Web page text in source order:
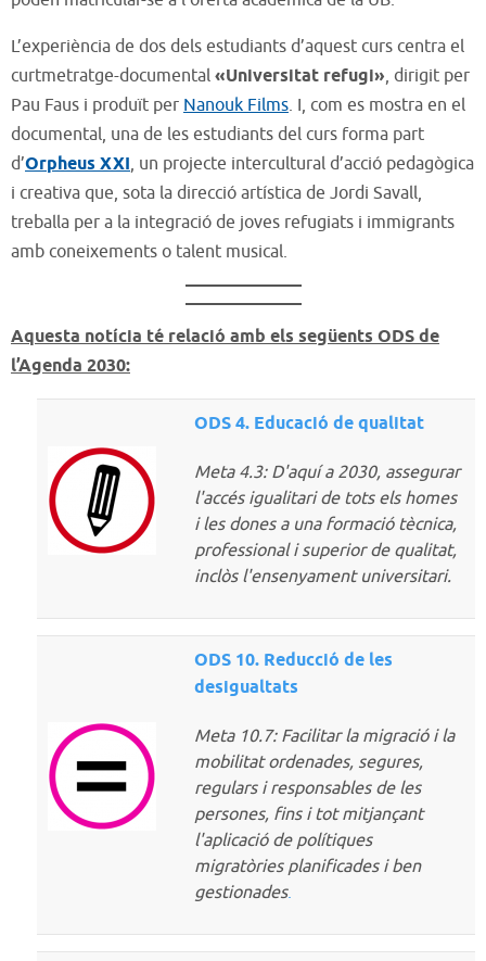
L’experiència de dos dels estudiants d’aquest curs centra el
curtmetratge-documental «Universitat refugi», dirigit per
Pau Faus i produït per Nanouk Films. I, com es mostra en el
documental, una de les estudiants del curs forma part
d’Orpheus XXI, un projecte intercultural d’acció pedagògica
i creativa que, sota la direcció artística de Jordi Savall,
treballa per a la integració de joves refugiats i immigrants
amb coneixements o talent musical.
Aquesta notícia té relació amb els següents ODS de
l’Agenda 2030:
ODS 4. Educació de qualitat
Meta 4.3: D'aquí a 2030, assegurar
l'accés igualitari de tots els homes
i les dones a una formació tècnica,
professional i superior de qualitat,
inclòs l'ensenyament universitari.
ODS 10. Reducció de les
desigualtats
Meta 10.7: Facilitar la migració i la
mobilitat ordenades, segures,
regulars i responsables de les
persones, fins i tot mitjançant
l'aplicació de polítiques
migratòries planificades i ben
gestionades.